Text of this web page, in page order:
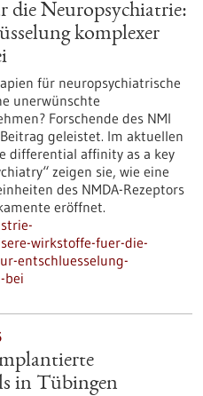
die Neuropsychiatrie:
komplexer
für neuropsychiatrische
unerwünschte
Forschende des NMI
geleistet. Im aktuellen
differential affinity as a key
zeigen sie, wie eine
des NMDA-Rezeptors
eröffnet.
wirkstoffe-fuer-die-
entschluesselung-
bei
in Tübingen